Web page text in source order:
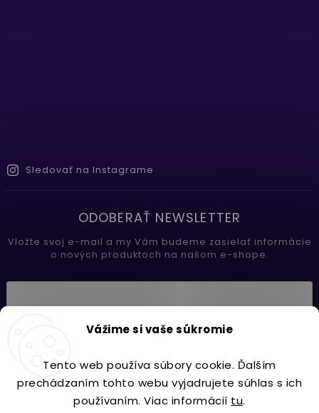
Vážime si vaše súkromie
Tento web používa súbory cookie. Ďalším
prechádzaním tohto webu vyjadrujete súhlas s ich
používaním. Viac informácií tu.
Sledovať na Instagrame
ODOBERAŤ NEWSLETTER
Vložte svoj e-mail a my Vám budeme zasielať informácie
o nových produktoch na našom e-shope.
Prihlásiť sa